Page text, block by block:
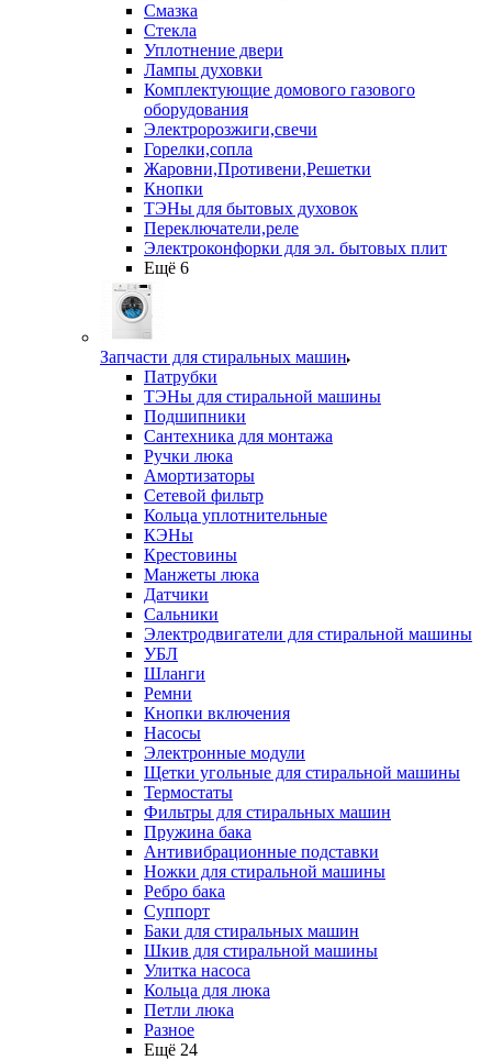
Смазка
Стекла
Уплотнение двери
Лампы духовки
Комплектующие домового газового
оборудования
Электророзжиги,свечи
Горелки,сопла
Жаровни,Противени,Решетки
Кнопки
ТЭНы для бытовых духовок
Переключатели,реле
Электроконфорки для эл. бытовых плит
Ещё 6
Запчасти для стиральных машин
Патрубки
ТЭНы для стиральной машины
Подшипники
Сантехника для монтажа
Ручки люка
Амортизаторы
Сетевой фильтр
Кольца уплотнительные
КЭНы
Крестовины
Манжеты люка
Датчики
Сальники
Электродвигатели для стиральной машины
УБЛ
Шланги
Ремни
Кнопки включения
Насосы
Электронные модули
Щетки угольные для стиральной машины
Термостаты
Фильтры для стиральных машин
Пружина бака
Антивибрационные подставки
Ножки для стиральной машины
Ребро бака
Суппорт
Баки для стиральных машин
Шкив для стиральной машины
Улитка насоса
Кольца для люка
Петли люка
Разное
Ещё 24